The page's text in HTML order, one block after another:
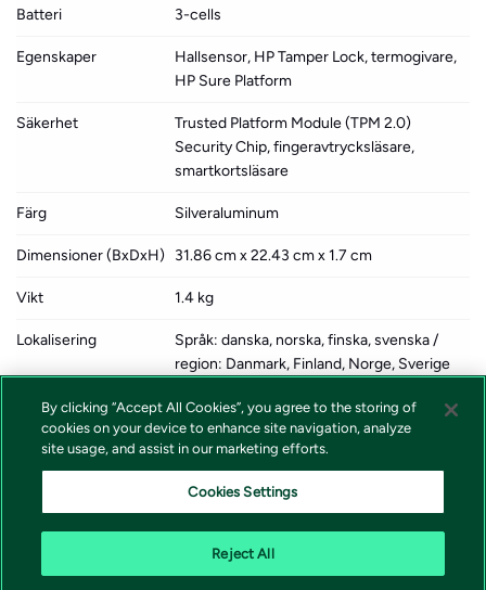
Batteri 3-cells
Egenskaper
Hallsensor, HP Tamper Lock, termogivare,
HP Sure Platform
Säkerhet
Trusted Platform Module (TPM 2.0)
Security Chip, fingeravtrycksläsare,
smartkortsläsare
Färg Silveraluminum
Dimensioner (BxDxH) 31.86 cm x 22.43 cm x 1.7 cm
Vikt 1.4 kg
Lokalisering
Språk: danska, norska, finska, svenska /
region: Danmark, Finland, Norge, Sverige
Försäljningsprogram
från tillverkaren
HP Smart Buy
Miljöstandarder ENERGY STAR-godkänd
Koldioxidavtryck 160 kg koldioxidutsläpp
By clicking “Accept All Cookies”, you agree to the storing of
cookies on your device to enhance site navigation, analyze
site usage, and assist in our marketing efforts.
Cookies Settings
Reject All